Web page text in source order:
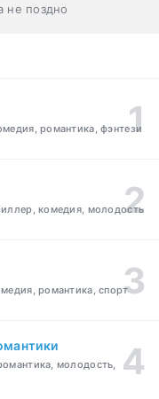
не поздно
романтика, фэнтези
комедия, молодость
романтика, спорт
молодость,